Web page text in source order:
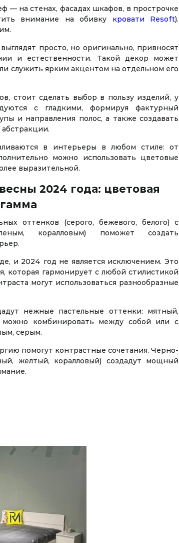
— на стенах, фасадах шкафов, в прострочке
внимание на обивку кровати Resoft).
просто, но оригинально, привносят
и естественности. Такой декор может
служить ярким акцентом на отдельном его
стоит сделать выбор в пользу изделий, у
с гладкими, формируя фактурный
и направления полос, а также создавать
в интерьеры в любом стиле: от
можно использовать цветовые
выразительной.
2024 года: цветовая
гамма
оттенков (серого, бежевого, белого) с
коралловым) поможет создать
и 2024 год не является исключением. Это
которая гармонирует с любой стилистикой
могут использоваться разнообразные
нежные пастельные оттенки: мятный,
можно комбинировать между собой или с
серым.
помогут контрастные сочетания. Черно-
желтый, коралловый) создадут мощный